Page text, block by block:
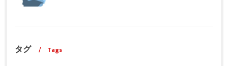
タグ Tags